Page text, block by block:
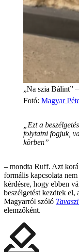
„Na szia Bálint”
Fotó: Magyar
„Ezt a
folytatni fogjuk,
körben”
– mondta Ruff. Azt
formális kapcsolata
kérdésre, hogy ebben
beszélgetést kezdtek
Magyarról szóló
elemzőként.